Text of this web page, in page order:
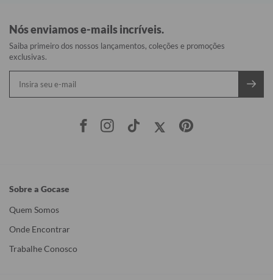
Nós enviamos e-mails incríveis.
Saiba primeiro dos nossos lançamentos, coleções e promoções
exclusivas.
Sobre a Gocase
Quem Somos
Onde Encontrar
Trabalhe Conosco